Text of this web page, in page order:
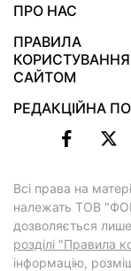
ПРО НАС
ПРАВИЛА
КОРИСТУВАННЯ
САЙТОМ
РЕДАКЦІЙНА
Всі права на
належать ТОВ
дозволяється
розділі "Правила
інформацію,